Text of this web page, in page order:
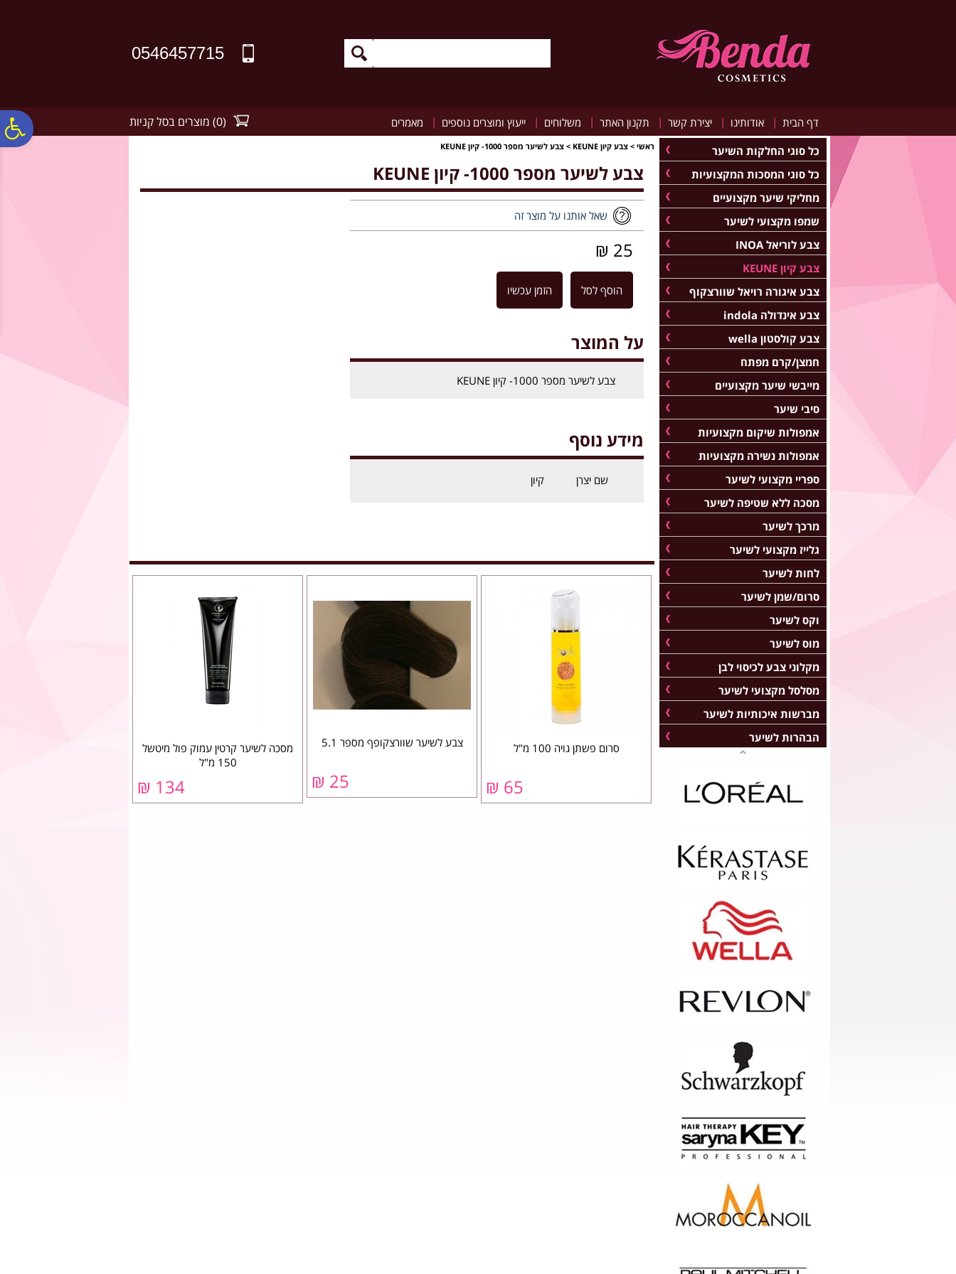
0546457715
דף הבית | אודותינו | יצירת קשר | תקנון האתר | משלוחים | ייעוץ ומוצרים נוספים | מאמרים (
0
) מוצרים בסל קניות
ראשי > צבע קיון KEUNE > צבע לשיער מספר 1000- קיון KEUNE
צבע לשיער מספר 1000- קיון KEUNE
שאל אותנו על מוצר זה
25 ₪
הוסף לסל הזמן עכשיו
על המוצר
צבע לשיער מספר 1000- קיון KEUNE
מידע נוסף
שם יצרן קיון
סרום פשתן גויה 100 מ"ל
65 ₪
צבע לשיער שוורצקופף מספר 5.1
25 ₪
מסכה לשיער קרטין עמוק פול מיטשל
150 מ"ל
134 ₪
כל סוגי החלקות השיער
כל סוגי המסכות המקצועיות
מחליקי שיער מקצועיים
שמפו מקצועי לשיער
צבע לוריאל INOA
צבע קיון KEUNE
צבע איגורה רויאל שוורצקוף
צבע אינדולה indola
צבע קולסטון wella
חמצן/קרם מפתח
מייבשי שיער מקצועיים
סיבי שיער
אמפולות שיקום מקצועיות
אמפולות נשירה מקצועיות
ספריי מקצועי לשיער
מסכה ללא שטיפה לשיער
מרכך לשיער
גלייז מקצועי לשיער
לחות לשיער
סרום/שמן לשיער
וקס לשיער
מוס לשיער
מקלוני צבע לכיסוי לבן
מסלסל מקצועי לשיער
מברשות איכותיות לשיער
הבהרות לשיער